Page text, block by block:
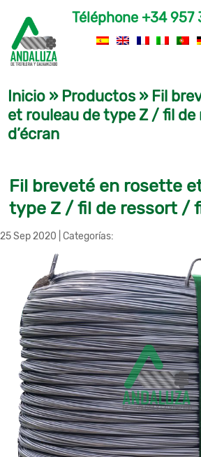
Téléphone +34 957
Inicio » Productos» Fil
et rouleau de type Z / fil
d’écran
Fil breveté en rosette
type Z / fil de ressort /
25 Sep 2020 Categorías: